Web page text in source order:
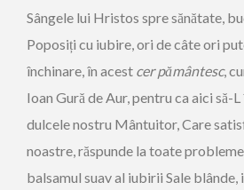
Sângele lui Hristos spre sănătate,
Poposiți cu iubire, ori de câte ori
închinare, în acest cer pământesc,
Ioan Gură de Aur, pentru ca aici să-
dulcele nostru Mântuitor, Care
noastre, răspunde la toate
balsamul suav al iubirii Sale blânde,